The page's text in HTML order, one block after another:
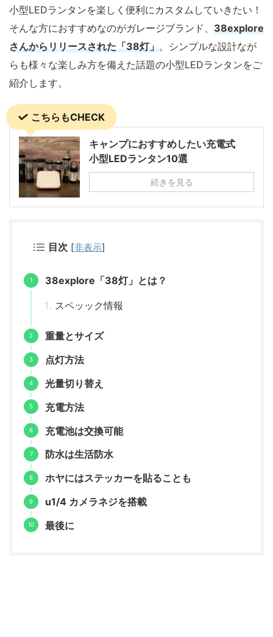
小型LEDランタンを楽しく便利にカスタムしていきたい！
そんな方におすすめなのがガレージブランド、 38explore
さんからリリースされた「38灯」。シンプルな設計なが
らも様々な楽しみ方を備えた話題の小型LEDランタンをご
紹介します。
こちらもCHECK
キャンプにおすすめしたい充電式
小型LEDランタン10選
続きを見る
目次 [非表示]
38explore「38灯」とは？
スペッック情報
重量とサイズ
点灯方法
光量切り替え
充電方法
充電池は交換可能
防水は生活防水
ホヤにはステッカーを貼ることも
u1/4 カメラネジを搭載
最後に